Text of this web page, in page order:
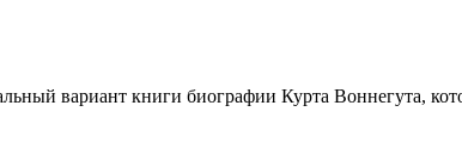
вариант книги биографии Курта Воннегута,